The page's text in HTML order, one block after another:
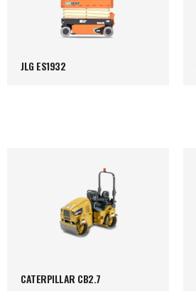
JLG ES1932
CATERPILLAR CB2.7